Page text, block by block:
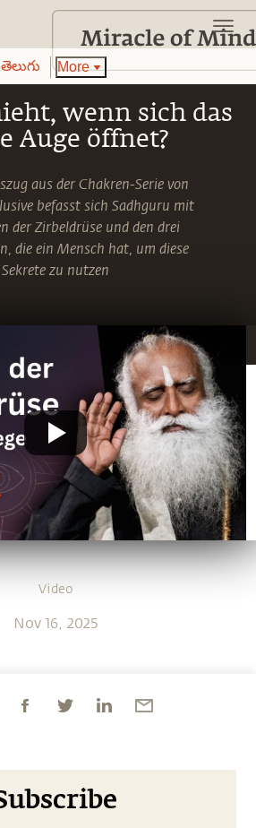
wenn sich das
Auge öffnet?
aus der Chakren-Serie von
befasst sich Sadhguru mit
der Zirbeldrüse und den drei
die ein Mensch hat, um diese
Sekrete zu nutzen
Video
Nov 16, 2025
తెలుగు More